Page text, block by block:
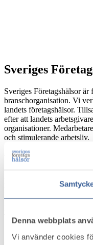
Denna webbplats
Vi använder cookies
Sveriges
Sveriges Företagshälsor är
branschorganisation. Vi
landets företagshälsor.
efter att landets
organisationer.
och stimulerande arbetsliv.
Kontakt
Box 5501, 114 85
Besöksadress:
Telefon:08-762 67 46
Innehåll